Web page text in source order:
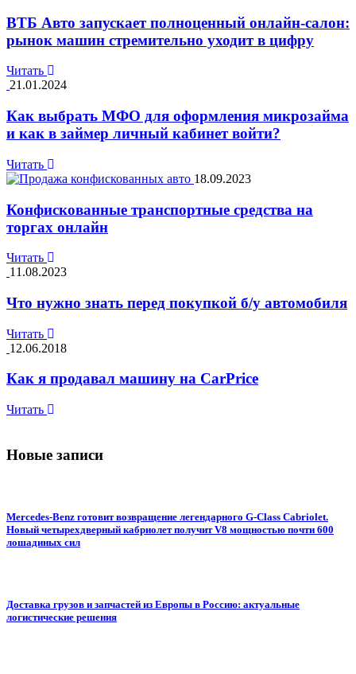
ВТБ Авто запускает полноценный онлайн-салон:
рынок машин стремительно уходит в цифру
Читать
21.01.2024
Как выбрать МФО для оформления микрозайма
и как в займер личный кабинет войти?
Читать
18.09.2023
Конфискованные транспортные средства на
торгах онлайн
Читать
11.08.2023
Что нужно знать перед покупкой б/у автомобиля
Читать
12.06.2018
Как я продавал машину на CarPrice
Читать
Новые записи
Mercedes-Benz готовит возвращение легендарного G-Class Cabriolet.
Новый четырехдверный кабриолет получит V8 мощностью почти 600
лошадиных сил
Доставка грузов и запчастей из Европы в Россию: актуальные
логистические решения